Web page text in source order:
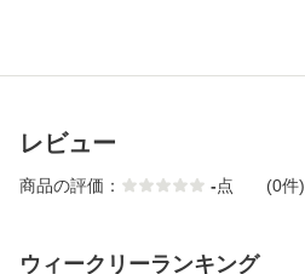
レビュー
商品の評価： -点 (0件)
ウィークリーランキング